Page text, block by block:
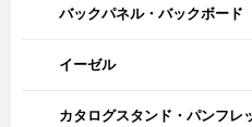
バックパネル・バックボード
イーゼル
カタログスタンド・パンフレ